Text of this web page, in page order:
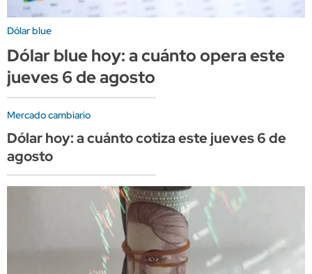
Dólar blue
Dólar blue hoy: a cuánto opera este
jueves 6 de agosto
Mercado cambiario
Dólar hoy: a cuánto cotiza este jueves 6 de
agosto